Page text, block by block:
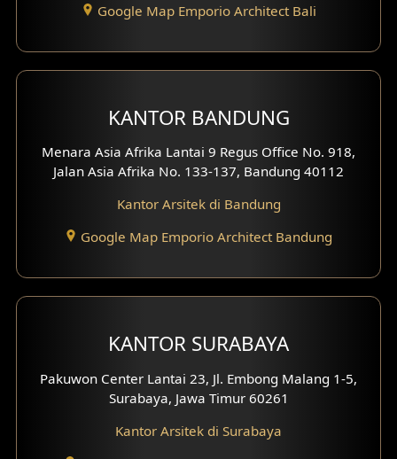
Desain Interior Klinik
Desain Interior Perumahan
Desain Interior Kantor
Desain Interior Hotel
Eksterior Tampak Hook
Eksterior dengan Pagar
Fasad Klinik
Google Map Emporio Architect Bali
KANTOR BANDUNG
Menara Asia Afrika Lantai 9 Regus Office No. 918,
Jalan Asia Afrika No. 133-137, Bandung 40112
Kantor Arsitek di Bandung
Google Map Emporio Architect Bandung
KANTOR SURABAYA
Pakuwon Center Lantai 23, Jl. Embong Malang 1-5,
Surabaya, Jawa Timur 60261
Kantor Arsitek di Surabaya